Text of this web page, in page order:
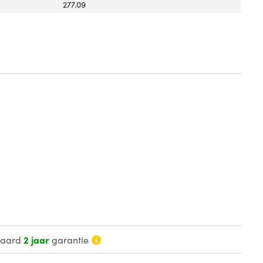
277.09
2 jaargarantie